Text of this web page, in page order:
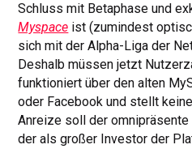
Schluss mit Betaphase und
Myspace ist (zumindest
sich mit der Alpha-Liga der
Deshalb müssen jetzt
funktioniert über den alten
oder Facebook und stellt
Anreize soll der
der als großer Investor der